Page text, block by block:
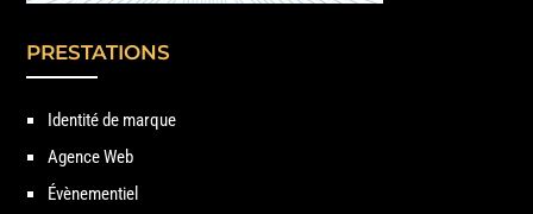
PRESTATIONS
Identité de marque
Agence Web
Évènementiel